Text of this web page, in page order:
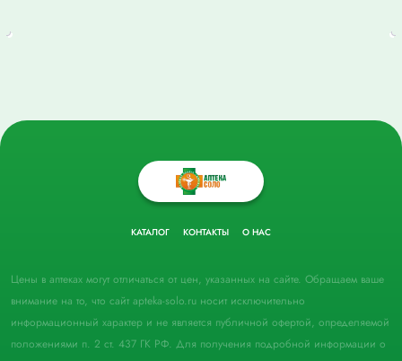
КАТАЛОГ КОНТАКТЫ О НАС
Цены в аптеках могут отличаться от цен, указанных на сайте. Обращаем ваше
внимание на то, что сайт apteka-solo.ru носит исключительно
информационный характер и не является публичной офертой, определяемой
положениями п. 2 ст. 437 ГК РФ. Для получения подробной информации о